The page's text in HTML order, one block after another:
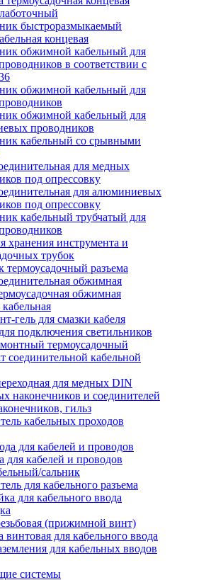
быстроразмыкаемый
концевая
обжимной кабельный для
в соответствии с
обжимной кабельный для
обжимной кабельный для
проводников
кабельный со срывными
для медных
под опрессовку
для алюминиевых
под опрессовку
кабельный трубчатый для
хранения инструмента и
трубок
термоусадочный разъема
обжимная
обжимная
гель для смазки кабеля
подключения светильников
термоусадочный
соединительной кабельной
для медных DIN
наконечников и соединителей
гильз
кабельных проходов
для кабелей и проводов
сальник
для кабельного разъема
для кабельного ввода
(прижимной винт)
винтовая для кабельного ввода
для кабельных вводов